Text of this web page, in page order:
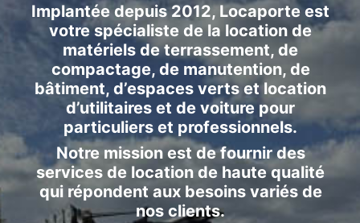
Implantée depuis 2012, Locaporte est
votre spécialiste de la location de
matériels de terrassement, de
compactage, de manutention, de
bâtiment, d’espaces verts et location
d’utilitaires et de voiture pour
particuliers et professionnels.
Notre mission est de fournir des
services de location de haute qualité
qui répondent aux besoins variés de
nos clients.